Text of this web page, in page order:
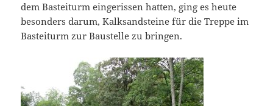
dem Basteiturm eingerissen hatten, ging es heute
besonders darum, Kalksandsteine für die Treppe im
Basteiturm zur Baustelle zu bringen.